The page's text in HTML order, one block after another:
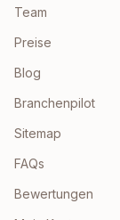
Team
Preise
Blog
Branchenpilot
Sitemap
FAQs
Bewertungen